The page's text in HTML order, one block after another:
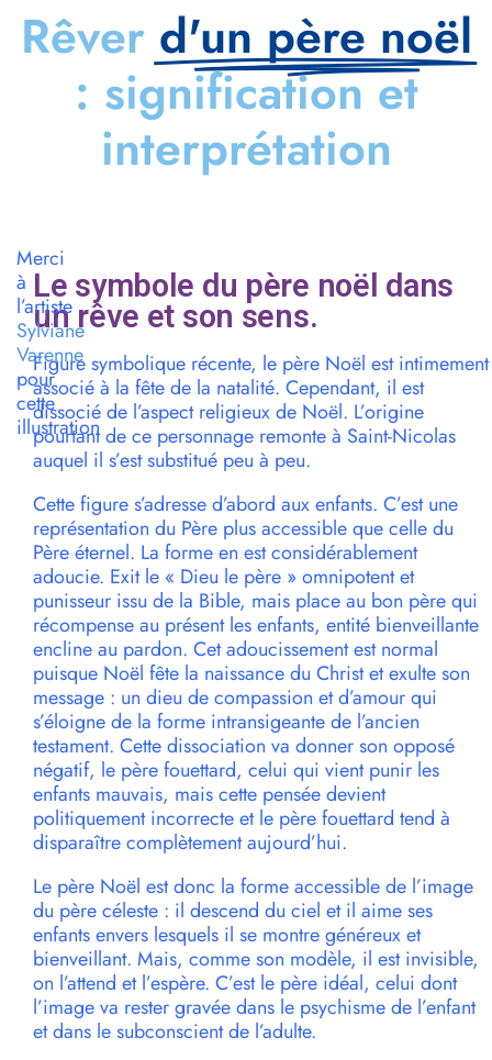
Rêver d'un père noël
: signification et
interprétation
Le symbole du père noël dans
un rêve et son sens.
Figure symbolique récente, le père Noël est intimement
associé à la fête de la natalité. Cependant, il est
dissocié de l’aspect religieux de Noël. L’origine
pourtant de ce personnage remonte à Saint-Nicolas
auquel il s’est substitué peu à peu.
Cette figure s’adresse d’abord aux enfants. C’est une
représentation du Père plus accessible que celle du
Père éternel. La forme en est considérablement
adoucie. Exit le « Dieu le père » omnipotent et
punisseur issu de la Bible, mais place au bon père qui
récompense au présent les enfants, entité bienveillante
encline au pardon. Cet adoucissement est normal
puisque Noël fête la naissance du Christ et exulte son
message : un dieu de compassion et d’amour qui
s’éloigne de la forme intransigeante de l’ancien
testament. Cette dissociation va donner son opposé
négatif, le père fouettard, celui qui vient punir les
enfants mauvais, mais cette pensée devient
politiquement incorrecte et le père fouettard tend à
disparaître complètement aujourd’hui.
Le père Noël est donc la forme accessible de l’image
du père céleste : il descend du ciel et il aime ses
enfants envers lesquels il se montre généreux et
bienveillant. Mais, comme son modèle, il est invisible,
on l’attend et l’espère. C’est le père idéal, celui dont
l’image va rester gravée dans le psychisme de l’enfant
et dans le subconscient de l’adulte.
Merci
à
l’artiste
Sylviane
Varenne
pour
cette
illustration